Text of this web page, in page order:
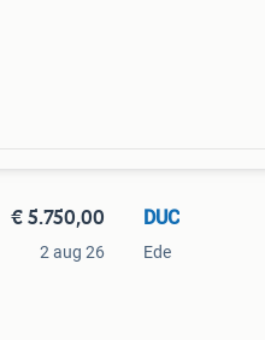
€ 5.750,00
2 aug 26
DUC
Ede